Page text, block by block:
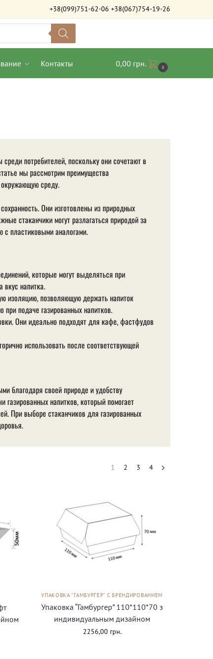
+38(099)751-62-06 +38(067)754-19-26
Контакты 0,00 грн. 0
потребителей, поскольку они сочетают в
мы рассмотрим преимущества
среду.
Они изготовлены из природных
стаканчики могут разлагаться природой за
с пластиковыми аналогами.
которые могут выделяться при
вкус напитка.
изоляцию, позволяющую держать напиток
подаче газированных напитков.
Они идеально подходят для кафе, фастфудов
использовать после соответствующей
благодаря своей природе и удобству
напитков, который помогает
При выборе стаканчиков для газированных
1 2 3 4
УПАКОВКА "ГАМБУРГЕР" С БРЕНДИРОВАНИЕМ
Упаковка “Гамбургер” 110*110*70 з
индивидуальным дизайном
2256,00 грн.